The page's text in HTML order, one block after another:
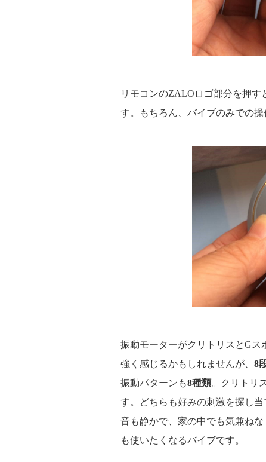
リモコンのZALOロゴ部分を押す
す。もちろん、バイブのみでの操
振動モーターがクリトリスとG
強く感じるかもしれませんが、 8
振動パターンも8種類。クリトリ
す。どちらも好みの刺激を探し
音も静かで、家の中でも気兼ね
も使いたくなるバイブです。